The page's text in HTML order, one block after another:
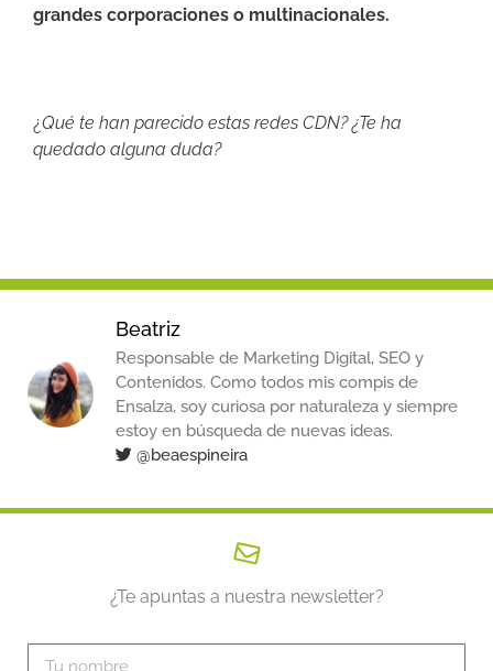
grandes corporaciones o multinacionales.
¿Qué te han parecido estas redes CDN? ¿Te ha
quedado alguna duda?
Beatriz
Responsable de Marketing Digital, SEO y
Contenidos. Como todos mis compis de
Ensalza, soy curiosa por naturaleza y siempre
estoy en búsqueda de nuevas ideas.
@beaespineira
¿Te apuntas a nuestra newsletter?